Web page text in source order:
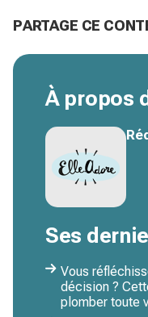
PARTAGE CE
À propos
Ses
Vous
décision ?
plomber toute